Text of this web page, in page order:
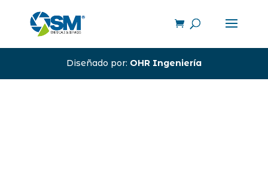
Diseñado por: OHR Ingeniería